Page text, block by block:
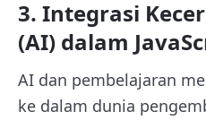
3. Integrasi
(AI) dalam
AI dan pembelajaran
ke dalam dunia